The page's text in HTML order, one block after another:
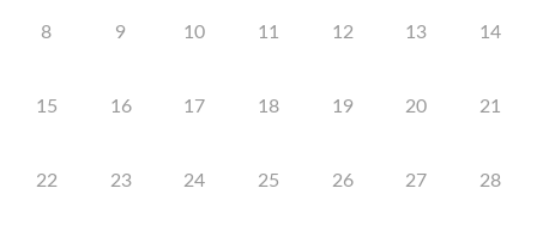
8 9 10 11 12 13 14
15 16 17 18 19 20 21
22 23 24 25 26 27 28